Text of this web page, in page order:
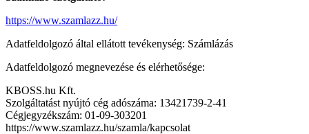
https://www.szamlazz.hu/
Adatfeldolgozó által ellátott tevékenység: Számlázás
Adatfeldolgozó megnevezése és elérhetősége:
KBOSS.hu Kft.
Szolgáltatást nyújtó cég adószáma: 13421739-2-41
Cégjegyzékszám: 01-09-303201
https://www.szamlazz.hu/szamla/kapcsolat